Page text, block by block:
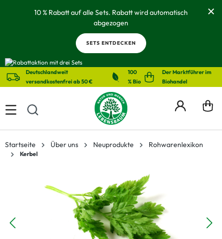
springen10 % Rabatt auf alle Sets. Rabatt wird automatisch
abgezogen
SETS ENTDECKEN
Deutschlandweit
versandkostenfrei ab 50 €
100
% Bio
Der Marktführer im
Biohandel
Startseite Über uns Neuprodukte Rohwarenlexikon
Kerbel